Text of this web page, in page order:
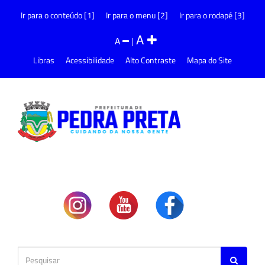
Ir para o conteúdo [1] Ir para o menu [2] Ir para o rodapé [3]
A |A
Libras Acessibilidade Alto Contraste Mapa do Site